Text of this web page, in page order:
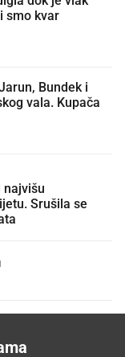
smo kvar
vala. Kupača
najvišu
Srušila se